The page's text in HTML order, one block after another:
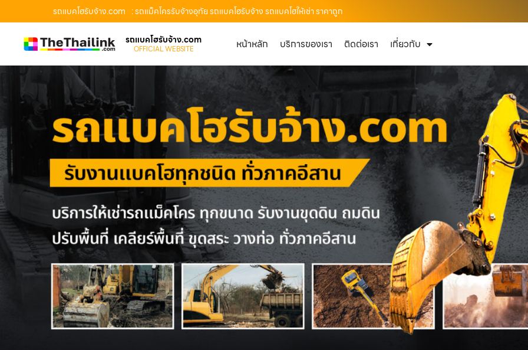
รถแบคโฮรับจ้าง.com : รถแม็คโครรับจ้างอุทัย รถแบคโฮรับจ้าง รถแบคโฮให้เช่า ราคาถูก
รถแบคโฮรับจ้าง.com
OFFICIAL WEBSITE หน้าหลัก บริการของเรา ติดต่อเรา เกี่ยวกับ